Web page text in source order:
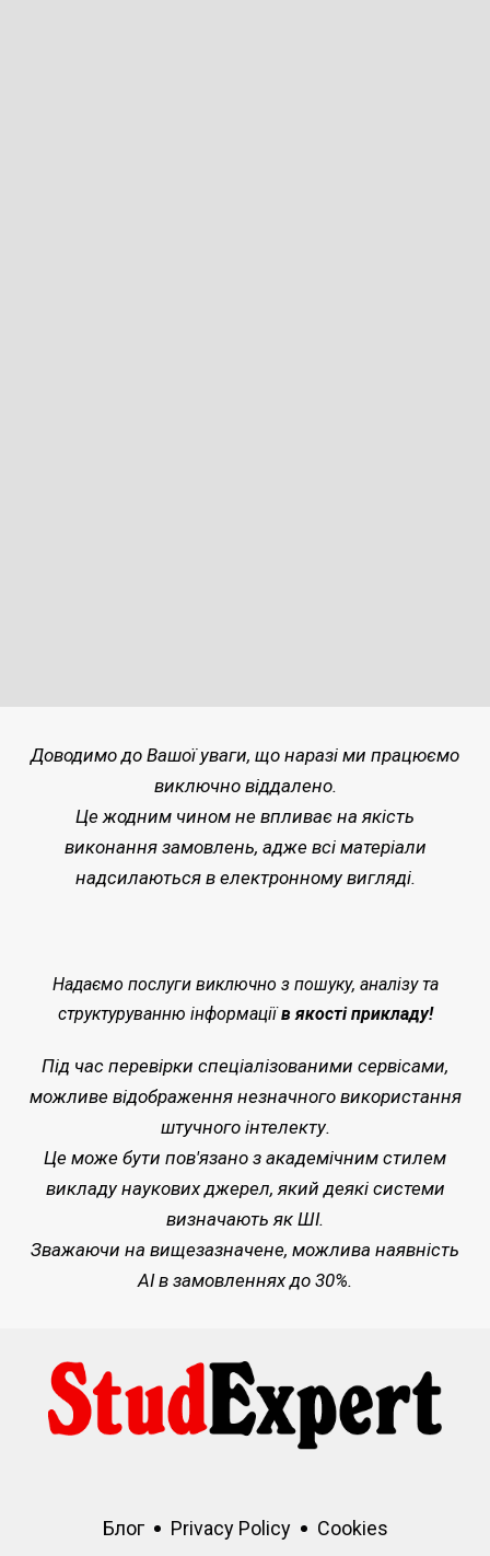
Доводимо до Вашої уваги, що наразі ми працюємо
виключно віддалено.
Це жодним чином не впливає на якість
виконання замовлень, адже всі матеріали
надсилаються в електронному вигляді.
Надаємо послуги виключно з пошуку, аналізу та
структуруванню інформаціїв якості прикладу!
Під час перевірки спеціалізованими сервісами,
можливе відображення незначного використання
штучного інтелекту.
Це може бути пов'язано з академічним стилем
викладу наукових джерел, який деякі системи
визначають як ШІ.
Зважаючи на вищезазначене, можлива наявність
AI в замовленнях до 30%.
Блог Privacy Policy Cookies